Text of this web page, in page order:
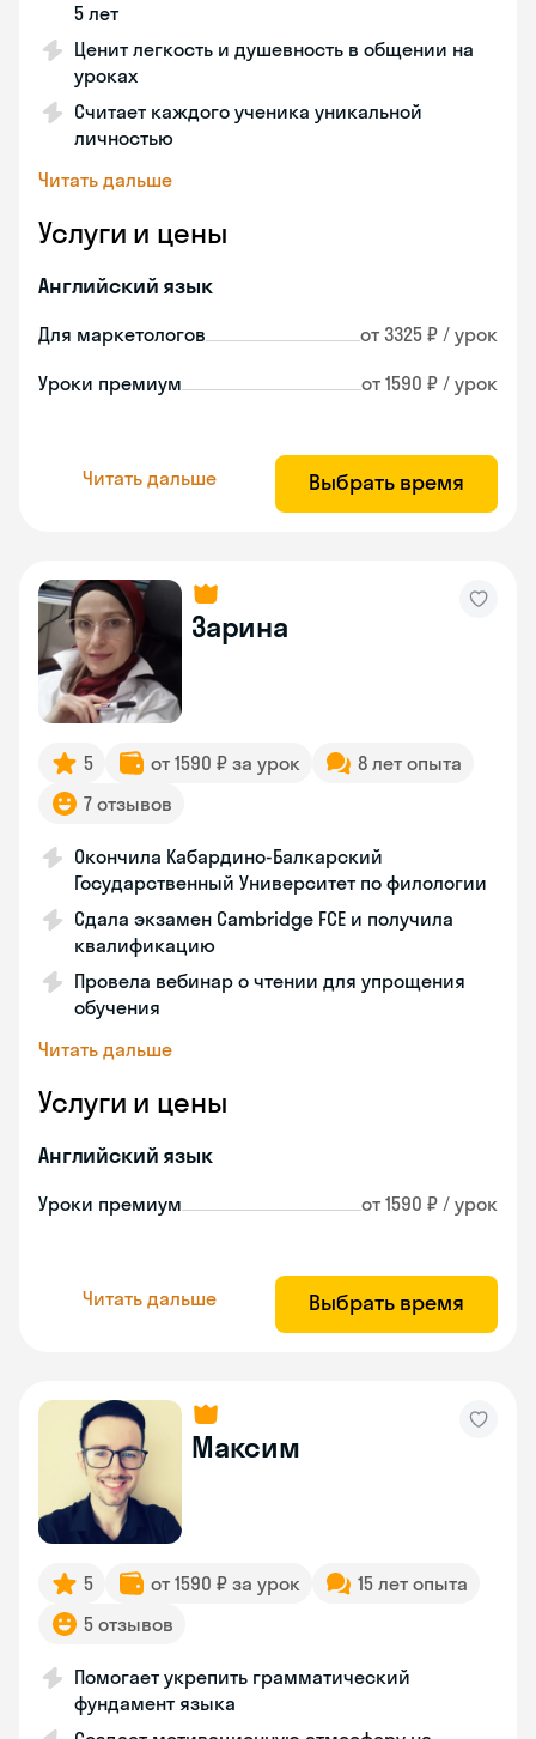
5 лет
Ценит легкость и душевность в общении на
уроках
Считает каждого ученика уникальной
личностью
Читать дальше
Услуги и цены
Английский язык
Для маркетологов от 3325 ₽ / урок
Уроки премиум от 1590 ₽ / урок
Читать дальше Выбрать время
Зарина
5 от 1590 ₽ за урок
8 лет опыта
7 отзывов
Окончила Кабардино-Балкарский
Государственный Университет по филологии
Сдала экзамен Cambridge FCE и получила
квалификацию
Провела вебинар о чтении для упрощения
обучения
Читать дальше
Услуги и цены
Английский язык
Уроки премиум от 1590 ₽ / урок
Читать дальше Выбрать время
Максим
5 от 1590 ₽ за урок
15 лет опыта
5 отзывов
Помогает укрепить грамматический
фундамент языка